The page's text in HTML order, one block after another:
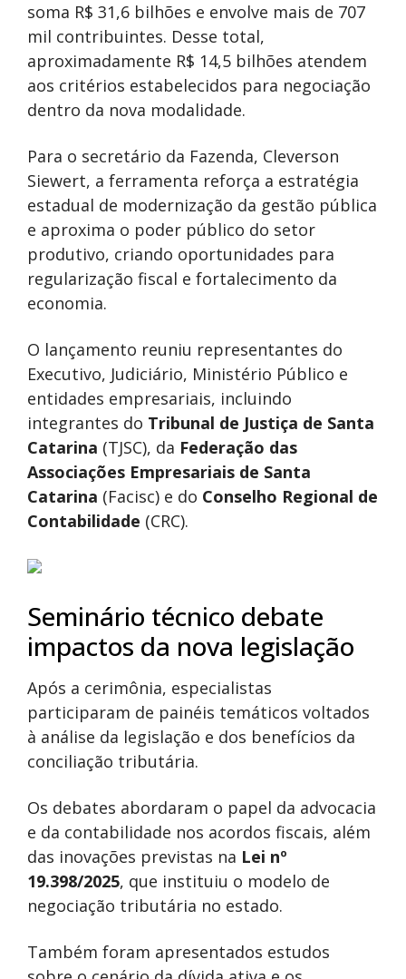
soma R$ 31,6 bilhões e envolve mais de 707
mil contribuintes. Desse total,
aproximadamente R$ 14,5 bilhões atendem
aos critérios estabelecidos para negociação
dentro da nova modalidade.
Para o secretário da Fazenda, Cleverson
Siewert, a ferramenta reforça a estratégia
estadual de modernização da gestão pública
e aproxima o poder público do setor
produtivo, criando oportunidades para
regularização fiscal e fortalecimento da
economia.
O lançamento reuniu representantes do
Executivo, Judiciário, Ministério Público e
entidades empresariais, incluindo
integrantes do Tribunal de Justiça de Santa
Catarina (TJSC), da Federação das
Associações Empresariais de Santa
Catarina (Facisc) e do Conselho Regional de
Contabilidade (CRC).
Seminário técnico debate
impactos da nova legislação
Após a cerimônia, especialistas
participaram de painéis temáticos voltados
à análise da legislação e dos benefícios da
conciliação tributária.
Os debates abordaram o papel da advocacia
e da contabilidade nos acordos fiscais, além
das inovações previstas na Lei nº
19.398/2025, que instituiu o modelo de
negociação tributária no estado.
Também foram apresentados estudos